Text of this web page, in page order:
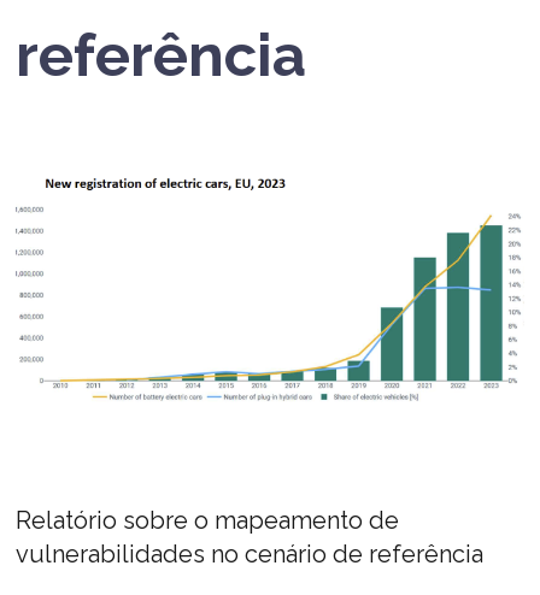
referência
Relatório sobre o mapeamento de
vulnerabilidades no cenário de referência